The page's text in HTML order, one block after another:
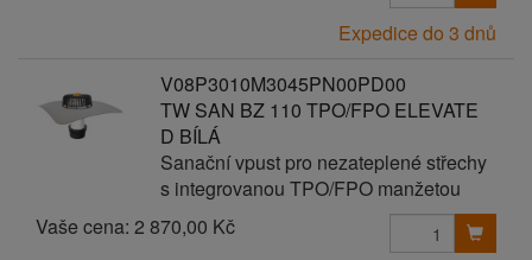
Expedice do 3 dnů
V08P3010M3045PN00PD00
TW SAN BZ 110 TPO/FPO ELEVATE
D BÍLÁ
Sanační vpust pro nezateplené střechy
s integrovanou TPO/FPO manžetou
Vaše cena: 2 870,00 Kč